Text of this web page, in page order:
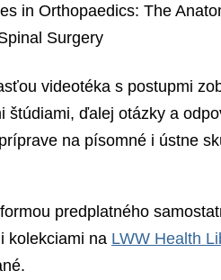
in Orthopaedics: The
Surgery
videotéka s postupmi
štúdiami, ďalej otázky a
na písomné i ústne
predplatného
kolekciami na LWW Health